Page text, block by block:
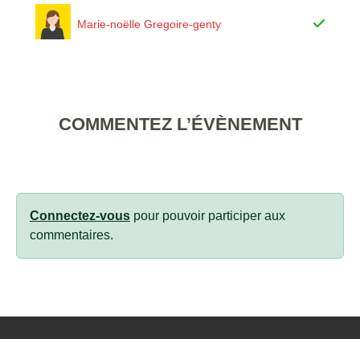
Marie-noëlle Gregoire-genty
COMMENTEZ L’ÉVÈNEMENT
Connectez-vous pour pouvoir participer aux
commentaires.